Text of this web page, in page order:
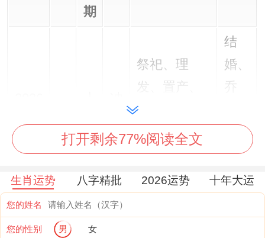
期
年12
月2
期
三
月
廿
龙
煞
祭祀、理
发、置产、
塞穴、除
服、成服、
移柩、入
殓、破土、
结
婚、
乔
床、
掘
开光
打开剩余77%阅读全文
生肖运势 八字精批 2026运势 十年大运
您的姓名
您的性别 男 女